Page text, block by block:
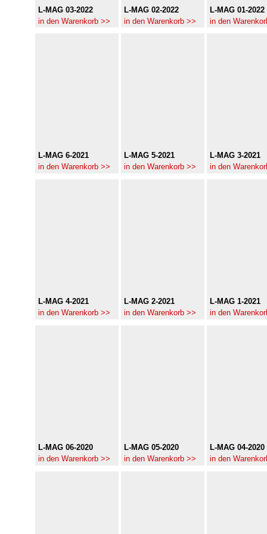
L-MAG 03-2022
in den Warenkorb >>
L-MAG 02-2022
in den Warenkorb >>
L-MAG 01-2022
in den
L-MAG 6-2021
in den Warenkorb >>
L-MAG 5-2021
in den Warenkorb >>
L-MAG 3-2021
in den
L-MAG 4-2021
in den Warenkorb >>
L-MAG 2-2021
in den Warenkorb >>
L-MAG 1-2021
in den
L-MAG 06-2020
in den Warenkorb >>
L-MAG 05-2020
in den Warenkorb >>
L-MAG 04-2020
in den